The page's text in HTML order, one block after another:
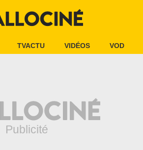
TVACTU VIDÉOS VOD